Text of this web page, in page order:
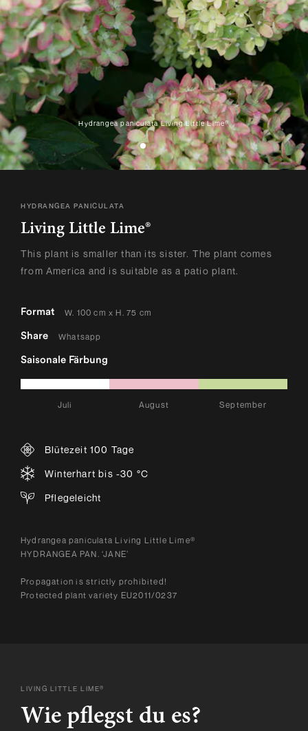
Hydrangea paniculata Living Little Lime®
HYDRANGEA PANICULATA
Living Little Lime®
This plant is smaller than its sister. The plant comes
from America and is suitable as a patio plant.
Format W. 100 cm x H. 75 cm
Share Whatsapp
Saisonale Färbung
Juli August September
Blütezeit 100 Tage
Winterhart bis -30 °C
Pflegeleicht
Hydrangea paniculata Living Little Lime®
HYDRANGEA PAN. ‘JANE’
Propagation is strictly prohibited!
Protected plant variety EU2011/0237
LIVING LITTLE LIME®
Wie pflegst du es?